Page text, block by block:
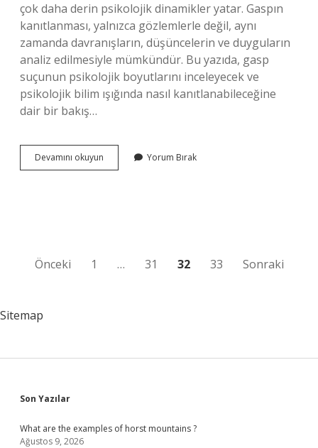
çok daha derin psikolojik dinamikler yatar. Gaspın
kanıtlanması, yalnızca gözlemlerle değil, aynı
zamanda davranışların, düşüncelerin ve duyguların
analiz edilmesiyle mümkündür. Bu yazıda, gasp
suçunun psikolojik boyutlarını inceleyecek ve
psikolojik bilim ışığında nasıl kanıtlanabileceğine
dair bir bakış…
Devamını okuyun
nasıl
Yorum Bırak
Yazı
Önceki 1 … 31 32 33 Sonraki
Sitemap
Sidebar
Son Yazılar
What are the examples of horst mountains ?
Ağustos 9, 2026